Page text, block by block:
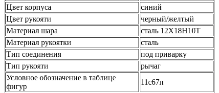
Цвет корпуса
синий
Цвет рукояти
черный/желтый
Материал шара
сталь 12Х18Н10Т
Материал рукоятки
сталь
Тип соединения
под приварку
Тип рукояти
рычаг
Условное обозначение в таблице
фигур
11с67п